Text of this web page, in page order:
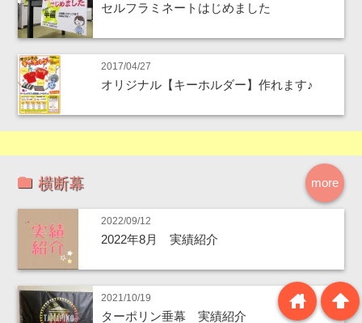
セルフラミネートはじめました
2017/04/27
オリジナル【キーホルダー】作れます♪
more
横断幕
2022/09/12
2022年8月 実績紹介
2021/10/19
ターポリン垂幕 実績紹介
arrowup
home